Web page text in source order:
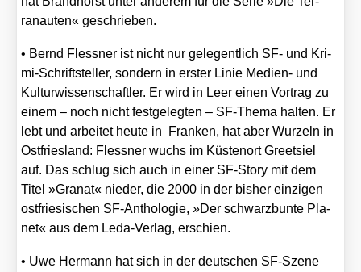
ranau­ten« geschrie­ben.
• Bernd Fless­ner ist nicht nur gele­gent­lich SF- und Kri­
mi-Schrift­stel­ler, son­dern in ers­ter Linie Medi­en- und
Kul­tur­wis­sen­schaft­ler. Er wird in Leer einen Vor­trag zu
einem – noch nicht fest­ge­leg­ten – SF-The­ma hal­ten. Er
lebt und arbei­tet heu­te in Fran­ken, hat aber Wur­zeln in
Ost­fries­land: Fless­ner wuchs im Küs­ten­ort Greet­siel
auf. Das schlug sich auch in einer SF-Sto­ry mit dem
Titel »Gra­nat« nie­der, die 2000 in der bis­her ein­zi­gen
ost­frie­si­schen SF-Antho­lo­gie, »Der schwarz­bun­te Pla­
net« aus dem Leda-Ver­lag, erschien.
• Uwe Her­mann hat sich in der deut­schen SF-Sze­ne